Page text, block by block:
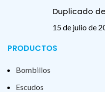
Duplicado
15 de julio de
PRODUCTOS
Bombillos
Escudos